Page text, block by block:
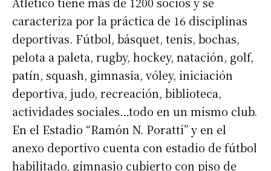
caracteriza por la práctica de 16 disciplinas
deportivas. Fútbol, básquet, tenis, bochas,
pelota a paleta, rugby, hockey, natación, golf,
patín, squash, gimnasia, vóley, iniciación
deportiva, judo, recreación, biblioteca,
actividades sociales…todo en un mismo club.
En el Estadio “Ramón N. Poratti” y en el
anexo deportivo cuenta con estadio de fútbol
habilitado, gimnasio cubierto con piso de